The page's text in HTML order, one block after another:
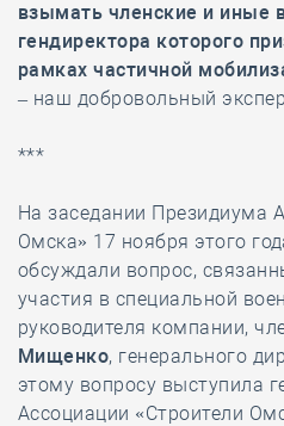
взымать членские и иные
гендиректора которого
рамках частичной
– наш добровольный
***
На заседании Президиума
Омска» 17 ноября этого
обсуждали вопрос,
участия в специальной
руководителя компании,
Мищенко, генерального
этому вопросу выступила
Ассоциации «Строители